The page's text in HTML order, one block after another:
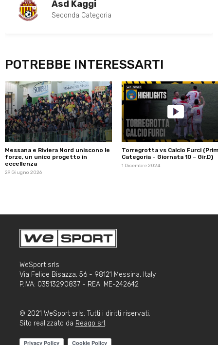
Asd Kaggi
Seconda Categoria
POTREBBE INTERESSARTI
Messana e Riviera Nord uniscono le
forze, un unico progetto in
eccellenza
29 Giugno 2026
Torregrotta vs Calcio Furci
Categoria – Giornata 10 – Gir.D)
1 Dicembre 2024
WeSport srls
Via Felice Bisazza, 56 - 98121 Messina, Italy
P.IVA: 03513290837 - REA: ME-242642
© 2021 WeSport srls. Tutti i diritti riservati.
Sito realizzato da Reago srl .